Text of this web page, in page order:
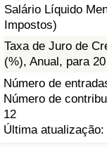
Salário Líquido
Impostos)
Taxa de Juro de
(%), Anual, para
Número de
Número de
12
Última
Saúde
Indicador de
Indicador de
Indicador de